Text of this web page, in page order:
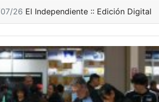
26 El Independiente :: Edición Digital